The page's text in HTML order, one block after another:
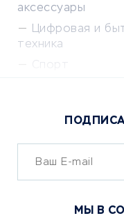
аксессуары
Цифровая и
техника
Сервисы
ОБУЧЕНИЕ И
МЫ В